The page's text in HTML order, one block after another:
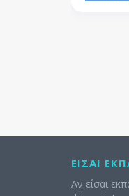
ΕΊΣΑΙ
Αν είσαι